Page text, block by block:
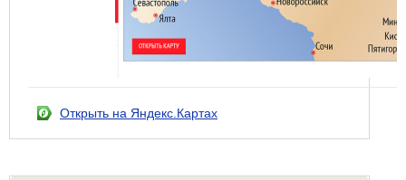
Открыть на Яндекс.Картах